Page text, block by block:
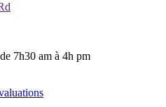
7h30 am à 4h pm